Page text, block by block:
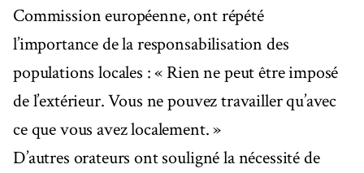
Commission européenne, ont répété
l’importance de la responsabilisation des
populations locales : « Rien ne peut être imposé
de l’extérieur. Vous ne pouvez travailler qu’avec
ce que vous avez localement. »
D’autres orateurs ont souligné la nécessité de